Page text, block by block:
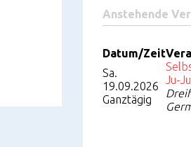
Anstehende
Datum/Zeit
Sa.
19.09.2026
Ganztägig
Ju-